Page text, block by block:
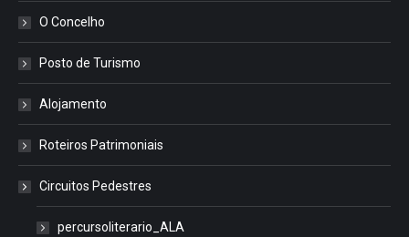
O Concelho
Posto de Turismo
Alojamento
Roteiros Patrimoniais
Circuitos Pedestres
percursoliterario_ALA